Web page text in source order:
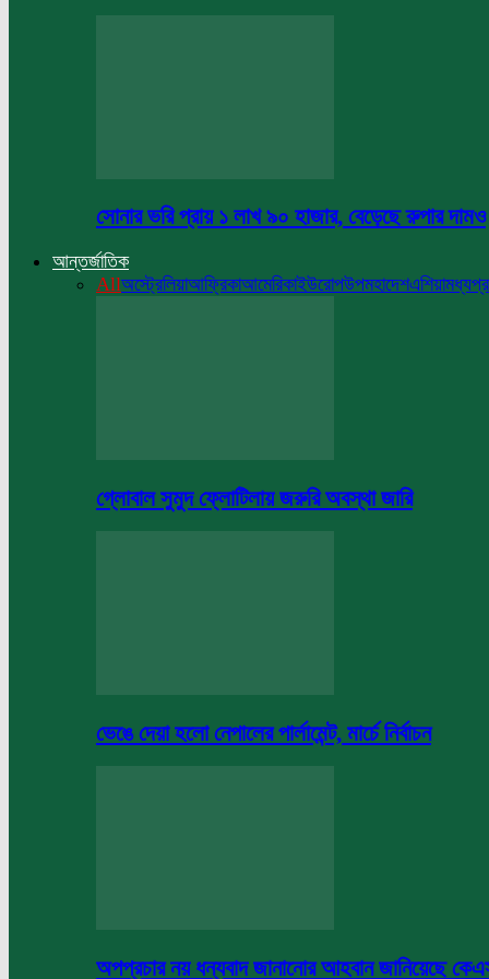
সোনার ভরি প্রায় ১ লাখ ৯০ হাজার, বেড়েছে রুপার দামও
আন্তর্জাতিক
Allঅস্ট্রেলিয়াআফ্রিকাআমেরিকাইউরোপউপমহাদেশএশিয়া
গ্লোবাল সুমুদ ফ্লোটিলায় জরুরি অবস্থা জারি
ভেঙে দেয়া হলো নেপালের পার্লামেন্ট, মার্চে নির্বাচন
অপপ্রচার নয় ধন্যবাদ জানানোর আহবান জানিয়েছে